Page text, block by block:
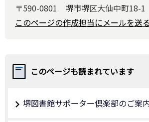
〒590-0801 堺市堺区大仙中町18-1
このページの作成担当にメールを送る
このページも読まれています
堺図書館サポーター倶楽部のご案